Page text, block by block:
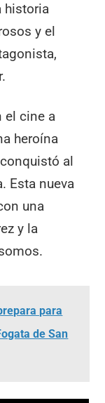
historia
y el
el cine a
heroína
al
Esta nueva
una
y la
para
de San